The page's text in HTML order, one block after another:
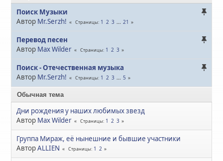
Поиск Музыки
Автор Mr.Serzh! Страницы 1 2 3 ... 21
Перевод песен
Автор Max Wilder Страницы 1 2 3
Поиск - Отечественная музыка
Автор Mr.Serzh! Страницы 1 2 3 ... 5
Обычная тема
Дни рождения у наших любимых звезд
Автор Max Wilder Страницы 1 2 3
Группа Мираж, её нынешние и бывшие участники
АвторALLIEN Страницы 1 2